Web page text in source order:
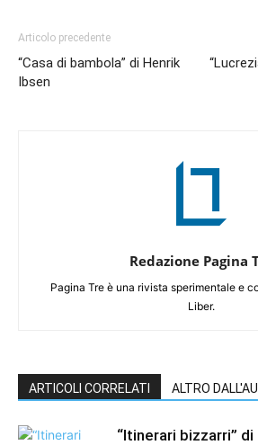
Articolo precedente
“Casa di bambola” di Henrik
Ibsen
Redazione Pagina
Pagina Tre è una rivista sperimentale e
Liber.
ARTICOLI CORRELATI ALTRO
“Itinerari bizzarri”